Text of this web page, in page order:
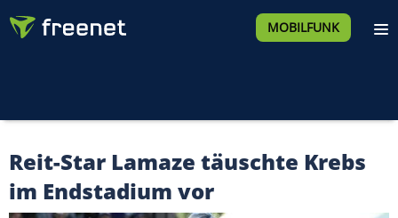
MOBILFUNK
Reit-Star Lamaze täuschte Krebs
im Endstadium vor